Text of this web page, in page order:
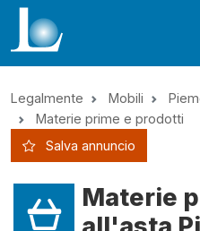
Legalmente Mobili
Materie prime e prodotti
Salva annuncio
Materie